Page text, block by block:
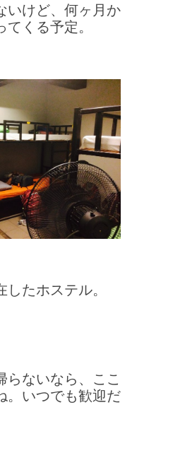
いけど、何ヶ月か
くる予定。
たホステル。
らないなら、ここ
。いつでも歓迎だ